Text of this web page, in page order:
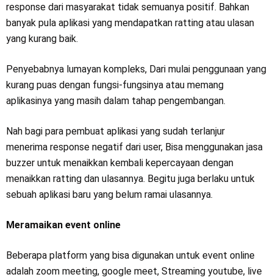
response dari masyarakat tidak semuanya positif. Bahkan
banyak pula aplikasi yang mendapatkan ratting atau ulasan
yang kurang baik.
Penyebabnya lumayan kompleks, Dari mulai penggunaan yang
kurang puas dengan fungsi-fungsinya atau memang
aplikasinya yang masih dalam tahap pengembangan.
Nah bagi para pembuat aplikasi yang sudah terlanjur
menerima response negatif dari user, Bisa menggunakan jasa
buzzer untuk menaikkan kembali kepercayaan dengan
menaikkan ratting dan ulasannya. Begitu juga berlaku untuk
sebuah aplikasi baru yang belum ramai ulasannya.
Meramaikan event online
Beberapa platform yang bisa digunakan untuk event online
adalah zoom meeting, google meet, Streaming youtube, live